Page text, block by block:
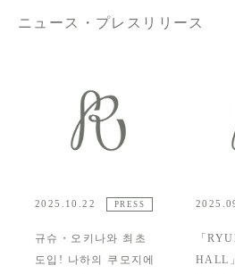
ニュース・プレスリリース
2025.10.22 PRESS
규슈・오키나와 최초
도입! 나하의 쿠모지에
「
HALL